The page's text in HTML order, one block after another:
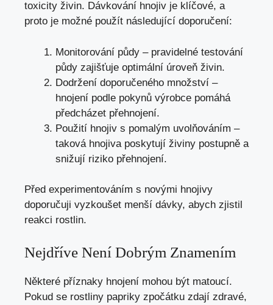
toxicity živin. Dávkování hnojiv je klíčové, a
proto je možné použít následující doporučení:
Monitorování půdy – pravidelné testování
půdy zajišťuje optimální úroveň živin.
Dodržení doporučeného množství –
hnojení podle pokynů výrobce pomáhá
předcházet přehnojení.
Použití hnojiv s pomalým uvolňováním –
taková hnojiva poskytují živiny postupně a
snižují riziko přehnojení.
Před experimentováním s novými hnojivy
doporučuji vyzkoušet menší dávky, abych zjistil
reakci rostlin.
Nejdříve Není Dobrým Znamením
Některé příznaky hnojení mohou být matoucí.
Pokud se rostliny papriky zpočátku zdají zdravé,